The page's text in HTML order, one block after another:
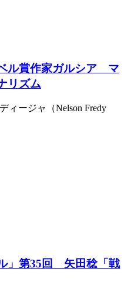
ル賞作家ガルシア゠マ
リズム
ィージャ（Nelson Fredy
」第35回 矢田稔「戦